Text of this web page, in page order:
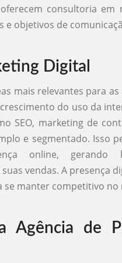
consultoria em
e objetivos de
Digital
mais relevantes para
do uso da
SEO, marketing de
e segmentado. Isso
online, gerando
vendas. A presença
se manter competitivo no
Agência de